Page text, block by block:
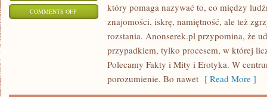
COMMENTS OFFON
POCAŁUNKU
który pomaga nazywać to, co między
znajomości, iskrę, namiętność, ale też
rozstania. Anonserek.pl przypomina, że
przypadkiem, tylko procesem, w której
Polecamy Fakty i Mity i Erotyka. W
porozumienie. Bo nawet [ Read More ]